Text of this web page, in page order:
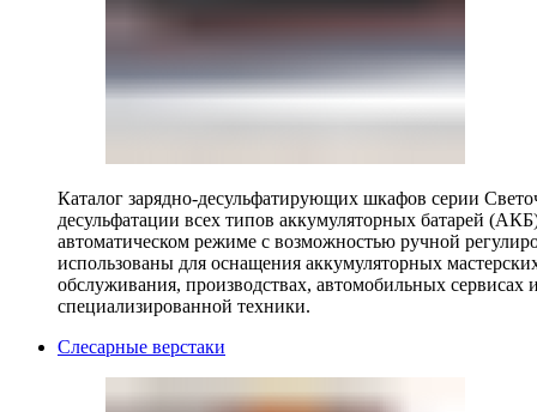
Каталог зарядно-десульфатирующих шкафов серии
десульфатации всех типов аккумуляторных батарей
автоматическом режиме с возможностью ручной
использованы для оснащения аккумуляторных
обслуживания, производствах, автомобильных
специализированной техники.
Слесарные верстаки